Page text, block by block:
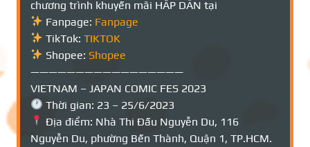
chương trình khuyến mãi HẤP DẪN tại
Fanpage: Fanpage
TikTok:TIKTOK
Shopee: Shopee
—————————————————
VIETNAM – JAPAN COMIC FES 2023
Thời gian: 23 – 25/6/2023
Địa điểm: Nhà Thi Đấu Nguyễn Du, 116
Nguyễn Du, phường Bến Thành, Quận 1, TP.HCM.